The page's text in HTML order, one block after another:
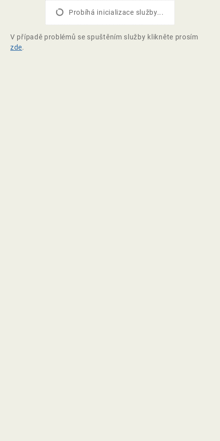
Probíhá inicializace služby...
V případě problémů se spuštěním služby klikněte prosím
zde.